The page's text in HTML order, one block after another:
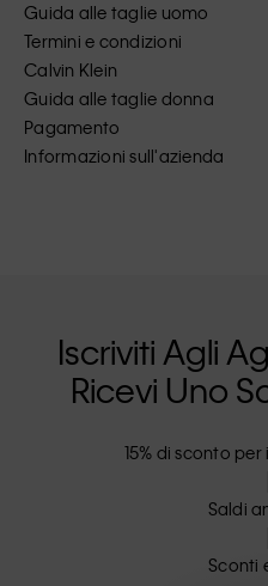
Guida alle taglie uomo
Termini e condizioni
Calvin Klein
Guida alle taglie donna
Pagamento
Informazioni sull'azienda
Iscriviti Agli
Ricevi Uno
15% di sconto
Saldi
Sconti